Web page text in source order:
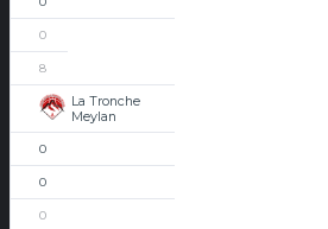
0
8
La Tronche
Meylan
0
0
0